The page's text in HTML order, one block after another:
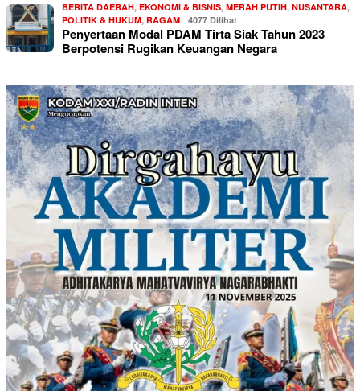
BERITA DAERAH, EKONOMI & BISNIS, MERAH PUTIH, NUSANTARA,
POLITIK & HUKUM, RAGAM 4077 Dilihat
Penyertaan Modal PDAM Tirta Siak Tahun 2023
Berpotensi Rugikan Keuangan Negara